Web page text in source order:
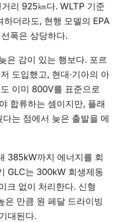
리 925㎞다. WLTP 기준
더라도, 현행 모델의 EPA
폭은 상당하다.
은 감이 있는 행보다. 포르
도입했고, 현대·기아의 아
이미 800V를 표준으로
합류하는 셈이지만, 플래
는 점에서 늦은 출발을 메
385kW까지 에너지를 회
GLC는 300kW 회생제동
크 없이 처리한다. 신형
은 만큼 원 페달 드라이빙
대된다.